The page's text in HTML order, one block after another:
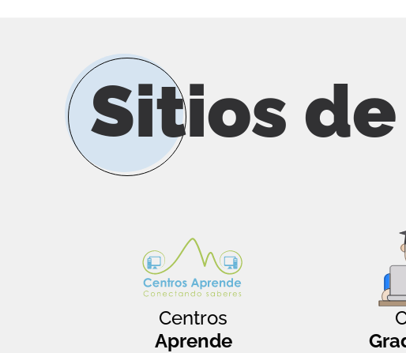
Sitios
Centros
Aprende